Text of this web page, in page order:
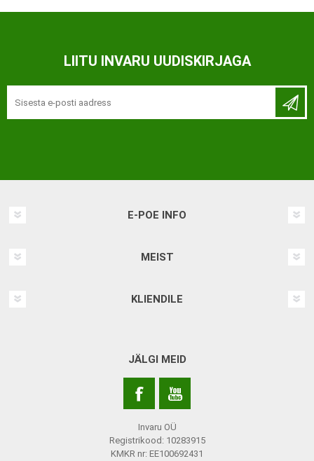
LIITU INVARU UUDISKIRJAGA
E-POE INFO
MEIST
KLIENDILE
JÄLGI MEID
Invaru OÜ
Registrikood: 10283915
KMKR nr: EE100692431